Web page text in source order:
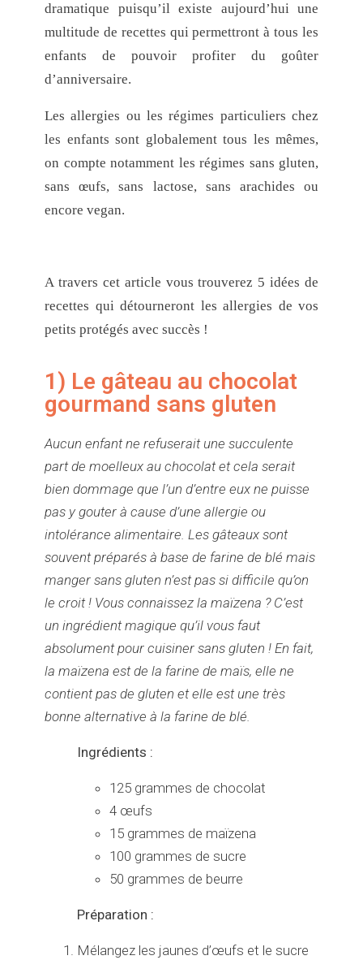
dramatique puisqu’il existe aujourd’hui une
multitude de recettes qui permettront à tous les
enfants de pouvoir profiter du goûter
d’anniversaire.
Les allergies ou les régimes particuliers chez
les enfants sont globalement tous les mêmes,
on compte notamment les régimes sans gluten,
sans œufs, sans lactose, sans arachides ou
encore vegan.
A travers cet article vous trouverez 5 idées de
recettes qui détourneront les allergies de vos
petits protégés avec succès !
1) Le gâteau au chocolat
gourmand sans gluten
Aucun enfant ne refuserait une succulente
part de moelleux au chocolat et cela serait
bien dommage que l’un d’entre eux ne puisse
pas y gouter à cause d’une allergie ou
intolérance alimentaire. Les gâteaux sont
souvent préparés à base de farine de blé mais
manger sans gluten n’est pas si difficile qu’on
le croit ! Vous connaissez la maïzena ? C’est
un ingrédient magique qu’il vous faut
absolument pour cuisiner sans gluten ! En fait,
la maïzena est de la farine de maïs, elle ne
contient pas de gluten et elle est une très
bonne alternative à la farine de blé.
Ingrédients :
125 grammes de chocolat
4 œufs
15 grammes de maïzena
100 grammes de sucre
50 grammes de beurre
Préparation :
Mélangez les jaunes d’œufs et le sucre